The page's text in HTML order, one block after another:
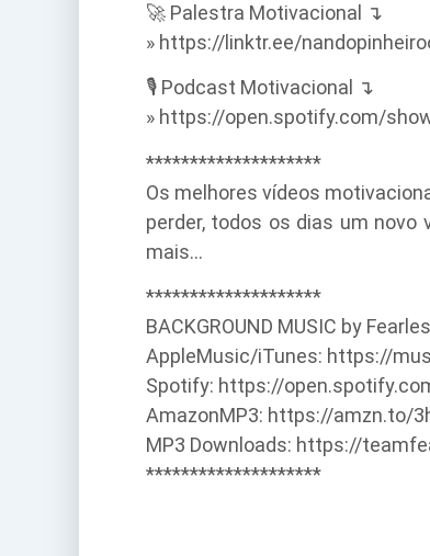
🚀 Palestra Motivacional ↴
» https://linktr.ee/
🎙️ Podcast Motivacional ↴
» https://open.spotify.com/
********************
Os melhores vídeos
perder, todos os dias um novo
mais…
********************
BACKGROUND MUSIC by
AppleMusic/iTunes: https://
Spotify: https://
AmazonMP3: https://amzn.to/
MP3 Downloads: https://
********************